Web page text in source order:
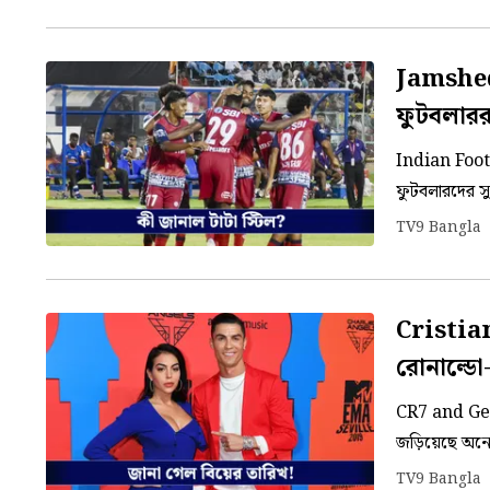
Indian
ফুটবলারদের
নিয়েই এত
TV9 Bangla
CR7 and
জড়িয়েছে
সম্পর্কে
TV9 Bangla